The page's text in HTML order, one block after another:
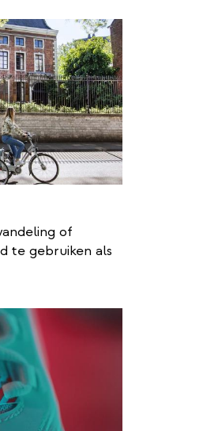
of
te gebruiken als